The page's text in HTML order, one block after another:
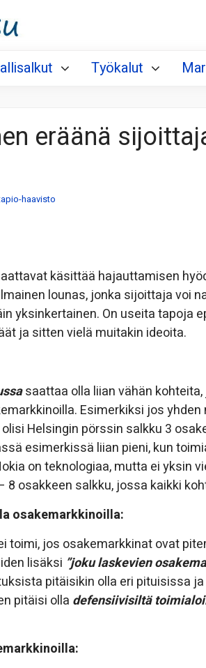
Työkalut
eräänä
haavisto
käsittää hajauttamisen
lounas, jonka sijoittaja voi
yksinkertainen. On useita
ja sitten vielä muitakin ideoita.
saattaa olla liian vähän
Esimerkiksi jos
Helsingin pörssin salkku 3
esimerkissä liian pieni, kun
on teknologiaa, mutta ei yksin
8 osakkeen salkku, jossa kaikki
osakemarkkinoilla:
toimi, jos osakemarkkinat ovat
lisäksi ”joku laskevien
pitäisikin olla eri pituisissa
pitäisi olla defensiivisiltä